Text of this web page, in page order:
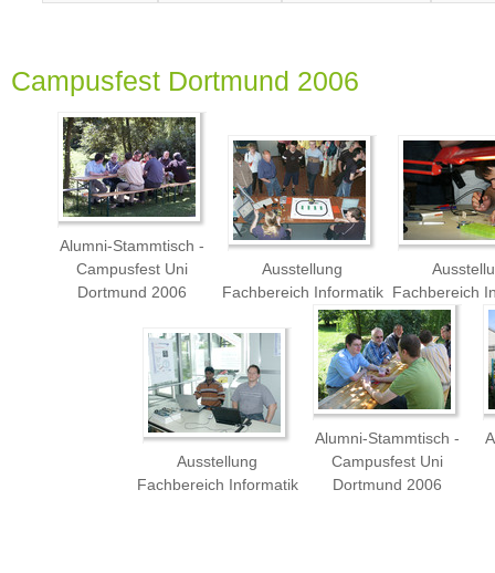
Campusfest Dortmund 2006
Alumni-Stammtisch -
Campusfest Uni
Dortmund 2006
Ausstellung
Fachbereich Informatik Fachbereich
Ausstellung
Fachbereich Informatik
Alumni-Stammtisch -
Campusfest Uni
Dortmund 2006